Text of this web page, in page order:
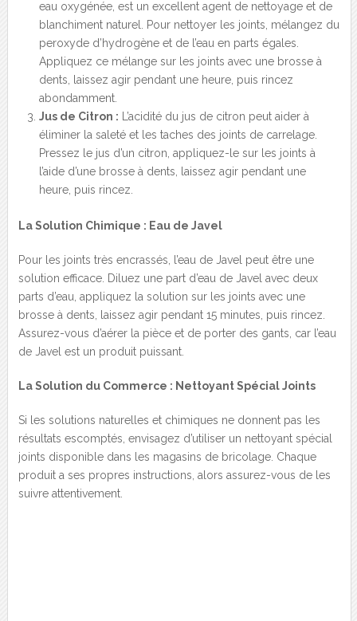
eau oxygénée, est un excellent agent de nettoyage et de
blanchiment naturel. Pour nettoyer les joints, mélangez du
peroxyde d’hydrogène et de l’eau en parts égales.
Appliquez ce mélange sur les joints avec une brosse à
dents, laissez agir pendant une heure, puis rincez
abondamment.
Jus de Citron : L’acidité du jus de citron peut aider à
éliminer la saleté et les taches des joints de carrelage.
Pressez le jus d’un citron, appliquez-le sur les joints à
l’aide d’une brosse à dents, laissez agir pendant une
heure, puis rincez.
La Solution Chimique : Eau de Javel
Pour les joints très encrassés, l’eau de Javel peut être une
solution efficace. Diluez une part d’eau de Javel avec deux
parts d’eau, appliquez la solution sur les joints avec une
brosse à dents, laissez agir pendant 15 minutes, puis rincez.
Assurez-vous d’aérer la pièce et de porter des gants, car l’eau
de Javel est un produit puissant.
La Solution du Commerce : Nettoyant Spécial Joints
Si les solutions naturelles et chimiques ne donnent pas les
résultats escomptés, envisagez d’utiliser un nettoyant spécial
joints disponible dans les magasins de bricolage. Chaque
produit a ses propres instructions, alors assurez-vous de les
suivre attentivement.